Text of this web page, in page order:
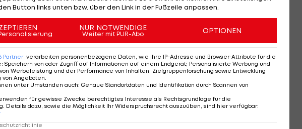
(Sa., 18:30 Uhr im LAOLA1-LIVE-Ticker
) und Union Berlin - Bayern München (So., 18:00 Uhr im
zu sehen.
Bremen und Bayer Leverkusen (20:30 Uhr im
nicht gänzlich geklärt.
Streamingdienst DAZN übertragen werden sollen,
von dem DAZN eine Sublizenz erworben hatte, ist
Button links unten bzw. über den Link in der Fußzeile anpassen.
NUR NOTWENDIGE
Weiter mit PUR-Abo OPTIONEN
Partner verarbeiten personenbezogene Daten, wie Ihre IP-Adresse und Browser-Attribute für die
: Speichern von oder Zugriff auf Informationen auf einem Endgerät; Personalisierte Werbung und
Werbeleistung und der Performance von Inhalten, Zielgruppenforschung sowie Entwicklung
von Angeboten
unter Umständen auch: Genaue Standortdaten und Identifikation durch Scannen von
für gewisse Zwecke berechtigtes Interesse als Rechtsgrundlage für die
Details dazu, sowie die Möglichkeit Ihr Widerspruchsrecht auszuüben, sind hier verfügbar: